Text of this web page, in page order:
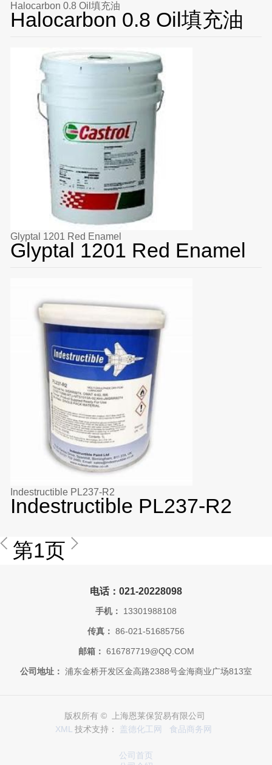
Halocarbon 0.8 Oil填充油
Halocarbon 0.8 Oil填充油
Glyptal 1201 Red Enamel
Glyptal 1201 Red Enamel
Indestructible PL237-R2
Indestructible PL237-R2
第1页
电话：021-20228098
手机： 13301988108
传真： 86-021-51685756
邮箱： 616787719@QQ.COM
公司地址： 浦东金桥开发区金高路2388号金海商业广场813室
版权所有 © 上海恩莱保贸易有限公司
XML 技术支持： 盖德化工网 食品商务网
公司首页